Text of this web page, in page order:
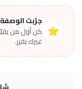
⭐
جرّبت
كن أول من
غيرك يقرر.